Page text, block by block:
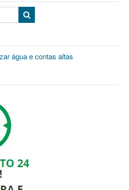
água e contas altas